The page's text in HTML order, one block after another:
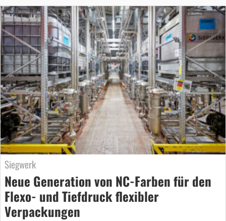
Siegwerk
Neue Generation von NC-Farben für den
Flexo- und Tiefdruck flexibler
Verpackungen